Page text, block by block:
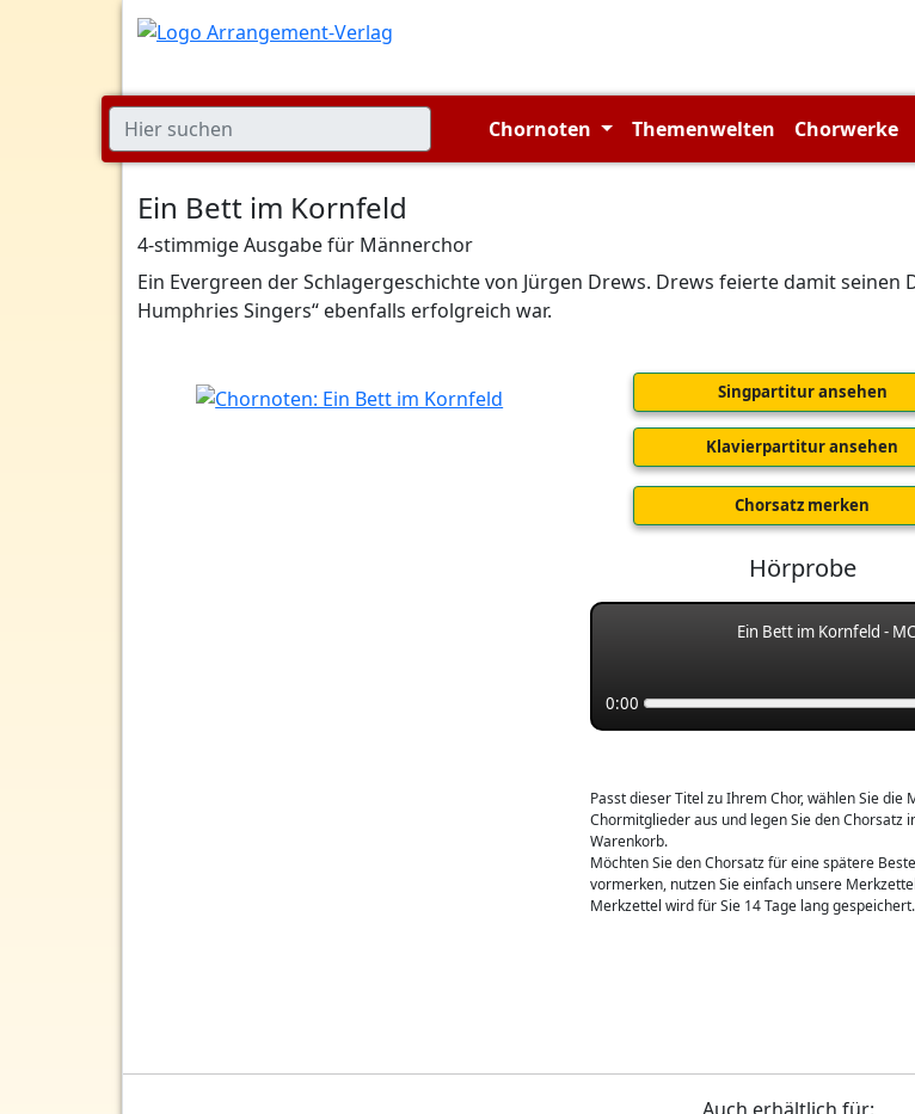
Chornoten Themenwelten Chorwerke
Ein Bett im Kornfeld
4-stimmige Ausgabe für Männerchor
Ein Evergreen der Schlagergeschichte von Jürgen Drews. Drews feierte damit
Humphries Singers“ ebenfalls erfolgreich war.
Singpartitur ansehen
Klavierpartitur ansehen
Chorsatz merken
Hörprobe
Ein Bett im Kornfeld -
0:00
Passt dieser Titel zu Ihrem Chor, wählen Sie die
Chormitglieder aus und legen Sie den Chorsatz
Warenkorb.
Möchten Sie den Chorsatz für eine spätere
vormerken, nutzen Sie einfach unsere
Merkzettel wird für Sie 14 Tage lang gespeichert.